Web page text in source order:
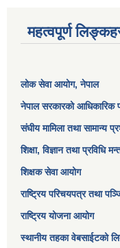
महत्वपूर्ण
लोक सेवा आयोग, नेपाल
नेपाल सरकारको आधिकारिक
संघीय मामिला तथा सामान्य
शिक्षा, विज्ञान तथा प्रविधि
शिक्षक सेवा आयोग
राष्ट्रिय परिचयपत्र तथा
राष्ट्रिय योजना आयोग
स्थानीय तहका वेबसाईटको